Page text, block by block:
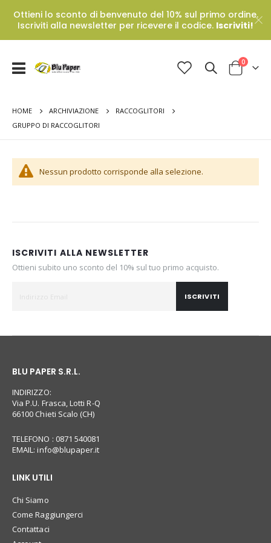
Ottieni lo sconto di benvenuto del 10% sul primo ordine.
Iscriviti alla newsletter per ricevere il codice. Iscriviti!
Toggle
Cart
0Prodotti
HOME ARCHIVIAZIONE
RACCOGLITORI
GRUPPO DI RACCOGLITORI
Nessun prodotto corrisponde alla selezione.
ISCRIVITI ALLA NEWSLETTER
Ottieni subito uno sconto del 10% sul tuo primo acquisto.
ISCRIVITI
BLU PAPER S.R.L.
INDIRIZZO:
Via P.U. Frasca, Lotti R-Q
66100 Chieti Scalo (CH)
TELEFONO : 0871 540081
EMAIL:info@blupaper.it
LINK UTILI
Chi Siamo
Come Raggiungerci
Contattaci